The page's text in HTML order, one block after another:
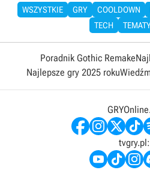
WSZYSTKIE GRY COOLDOWN
TECH
Poradnik Gothic Remake
Najlepsze gry 2025 roku
tvgry.pl: